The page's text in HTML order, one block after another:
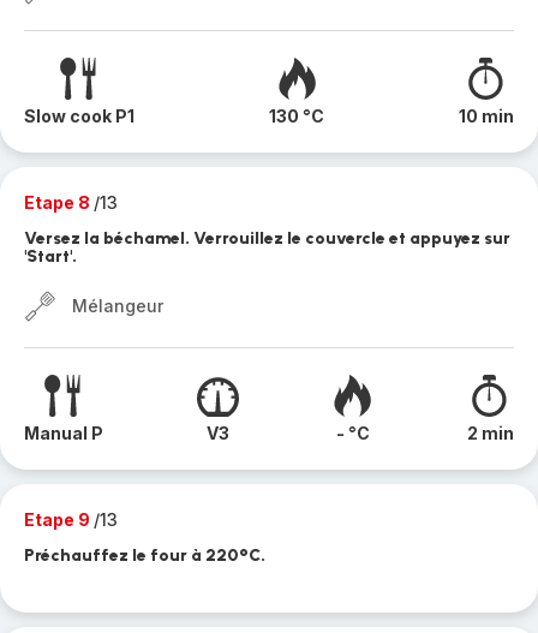
Slow cook P1 130 °C 10 min
Etape 8 /13
Versez la béchamel. Verrouillez le couvercle et appuyez sur
'Start'.
Mélangeur
Manual P V3 - °C 2 min
Etape 9 /13
Préchauffez le four à 220°C.